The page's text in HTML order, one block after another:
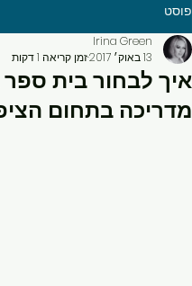
פוסט
איך לבחור בית ספר
מדריכה בתחום
Irina Green
13 באוק׳ 2017
זמן קריאה 1 דקות